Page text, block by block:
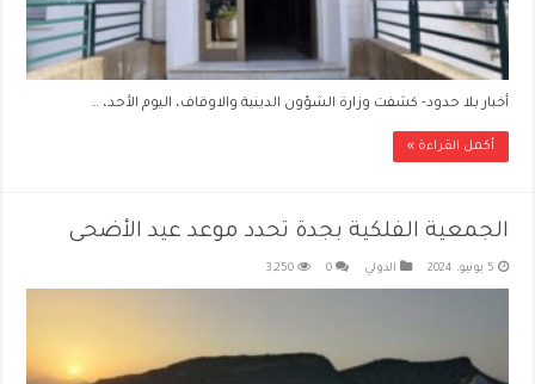
أخبار بلا حدود- كشفت وزارة الشؤون الدينية والاوقاف، اليوم الأحد، …
أكمل القراءة »
الجمعية الفلكية بجدة تحدد موعد عيد الأضحى
5 يونيو، 2024 الدولي 0
3,250